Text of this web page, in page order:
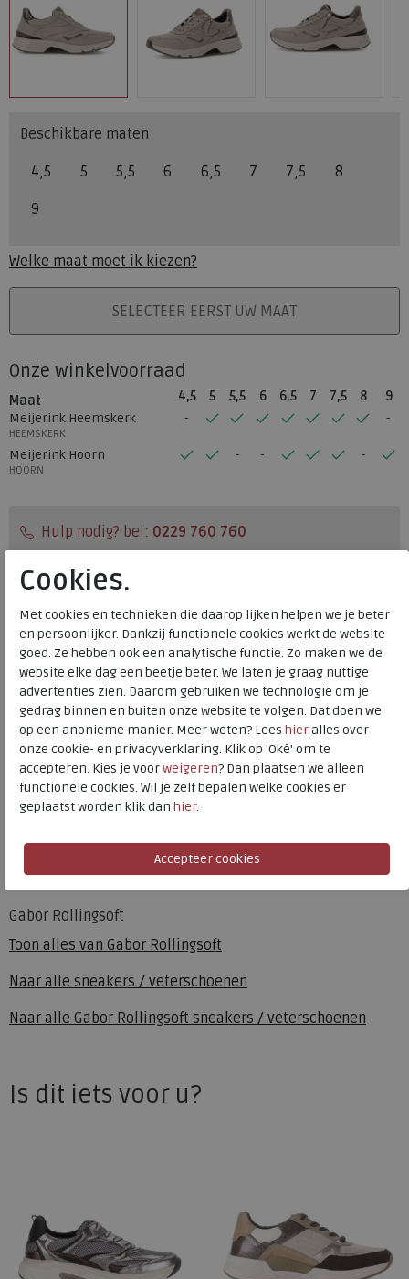
Gabor Rollingsoft
Toon alles van Gabor Rollingsoft
Naar alle sneakers / veterschoenen
Naar alle Gabor Rollingsoft sneakers / veterschoenen
Beschikbare maten
4,5 5 5,5 6 6,5 7 7,5 8
9
Welke maat moet ik kiezen?
PLAATS IN WINKELMANDSELECTEER EERST UW MAAT
Onze winkelvoorraad
Maat 4,5 5 5,5 6 6,5 7 7,5 8
9
Meijerink Heemskerk
HEEMSKERK
Meijerink Hoorn
HOORN
Hulp nodig? bel: 0229 760 760
Voor 14:00 uur besteld = dezelfde werkdag verzonden*
Altijd retourneren, binnen 1 werkdag terugbetaald
Merk
Gabor Rollingsoft
Fabrikantcode
76.896-42
Bestelcode
230.29.000018
Kleur
Fango/bronce
Materiaal
Nubuck
Hakhoogte
Is dit iets voor u?
Cookies.
Met cookies en technieken die daarop lijken helpen we je beter
en persoonlijker. Dankzij functionele cookies werkt de website
goed. Ze hebben ook een analytische functie. Zo maken we de
website elke dag een beetje beter. We laten je graag nuttige
advertenties zien. Daarom gebruiken we technologie om je
gedrag binnen en buiten onze website te volgen. Dat doen we
op een anonieme manier. Meer weten? Lees hieralles over
onze cookie- en privacyverklaring. Klik op 'Oké' om te
accepteren. Kies je voorweigeren? Dan plaatsen we alleen
functionele cookies. Wil je zelf bepalen welke cookies er
geplaatst worden klik dan hier.